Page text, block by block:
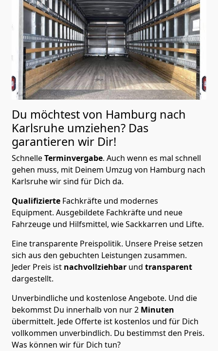
Du möchtest von Hamburg nach
Karlsruhe umziehen? Das
garantieren wir Dir!
SchnelleTerminvergabe. Auch wenn es mal schnell
gehen muss, mit Deinem Umzug von Hamburg nach
Karlsruhe wir sind für Dich da.
Qualifizierte Fachkräfte und modernes
Equipment. Ausgebildete Fachkräfte und neue
Fahrzeuge und Hilfsmittel, wie Sackkarren und Lifte.
Eine transparente Preispolitik. Unsere Preise setzen
sich aus den gebuchten Leistungen zusammen.
Jeder Preis ist nachvollziehbar und transparent
dargestellt.
Unverbindliche und kostenlose Angebote. Und die
bekommst Du innerhalb von nur2 Minuten
übermittelt. Jede Offerte ist kostenlos und für Dich
vollkommen unverbindlich. Du bestimmst den Preis.
Was können wir für Dich tun?